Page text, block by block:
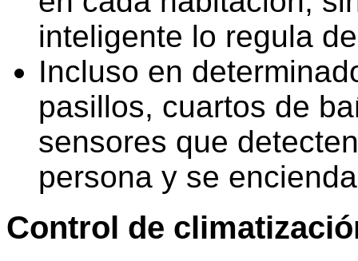
inteligente lo regula
Incluso en
pasillos, cuartos de
sensores que
persona y se
Control de